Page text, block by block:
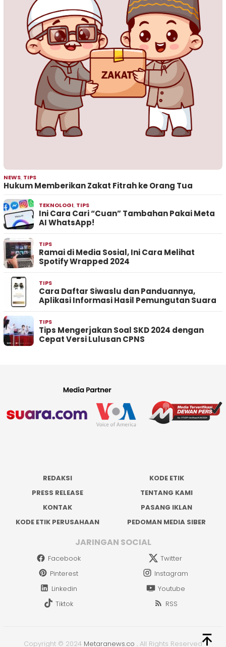
NEWS, TIPS
Hukum Memberikan Zakat Fitrah ke Orang Tua
TEKNOLOGI, TIPS
Ini Cara Cari “Cuan” Tambahan Pakai Meta
AI WhatsApp!
TIPS
Ramai di Media Sosial, Ini Cara Melihat
Spotify Wrapped 2024
TIPS
Cara Daftar Siwaslu dan Panduannya,
Aplikasi Informasi Hasil Pemungutan Suara
TIPS
Tips Mengerjakan Soal SKD 2024 dengan
Cepat Versi Lulusan CPNS
REDAKSI
KODE ETIK
PRESS RELEASE
TENTANG KAMI
KONTAK
PASANG IKLAN
KODE ETIK PERUSAHAAN
PEDOMAN MEDIA SIBER
JARINGAN SOCIAL
Facebook
Twitter
Pinterest
Instagram
Linkedin
Youtube
Tiktok
RSS
Copyright © 2024 Metaranews.co . All Rights Reserved